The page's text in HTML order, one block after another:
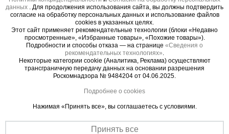
Ручка сборная 7,2 м
Пластиковый кейс - 1 шт.
Важные преимущества –
эффективная работа
Удобство работы
работать стоя, не наступая на свежий бетон.
данных . Для продолжения использования сайта, вы должны подтвердить
согласие на обработку персональных данных и использование файлов
cookies в указанных целях.
Этот сайт применяет рекомендательные технологии (блоки «Недавно
просмотренные», «Избранные товары», «Похожие товары»).
Подробности и способы отказа — на странице «Сведения о
рекомендательных технологиях».
Некоторые категории cookie (Аналитика, Реклама) осуществляют
трансграничную передачу данных на основании разрешения
Роскомнадзора № 9484204 от 04.06.2025.
Подробнее о cookies
Нажимая «Принять все», вы соглашаетесь с условиями.
Принять все